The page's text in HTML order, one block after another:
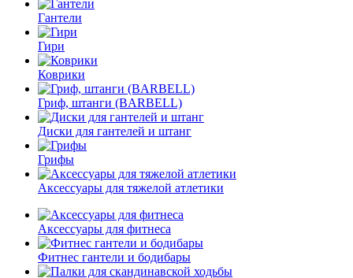
Гантели
Гири
Коврики
Гриф, штанги (BARBELL)
Диски для гантелей и штанг
Грифы
Аксессуары для тяжелой атлетики
Аксессуары для фитнеса
Фитнес гантели и бодибары